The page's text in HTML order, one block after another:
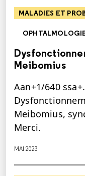
MALADIES ET
Meibomius
Aan+1/640
Meibomius,
Merci.
MAI 2023